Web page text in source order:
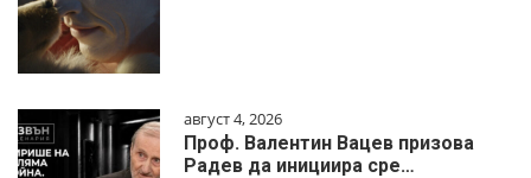
август 4, 2026
Проф. Валентин Вацев призова
Радев да инициира сре…